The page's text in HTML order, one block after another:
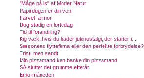
"Måge på is" af Moder Natur
Papirdugen er din ven
Farvel farmor
Dog stadig en lortedag
Tid til forandring?
Kig væk, hvis du hader julenostalgi, der starter i...
Sæsonens flyttefirma eller den perfekte forbrydelse?
Trist, men sandt
Min pizzamand kan banke din pizzamand
SÅ slutter det grumme efterår
Emo-måneden